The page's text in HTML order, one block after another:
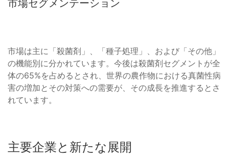
市場セグメンテーション
市場は主に「殺菌剤」、「種子処理」、および「その他」
の機能別に分かれています。今後は殺菌剤セグメントが全
体の65%を占めるとされ、世界の農作物における真菌性病
害の増加とその対策への需要が、その成長を推進するとさ
れています。
主要企業と新たな展開